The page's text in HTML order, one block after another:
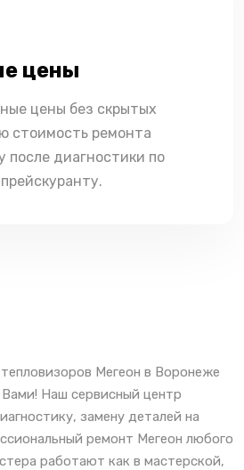
цены
цены без скрытых
стоимость ремонта
после диагностики по
Мегеон в Воронеже
Наш сервисный центр
замену деталей на
ремонт Мегеон любого
работают как в мастерской,